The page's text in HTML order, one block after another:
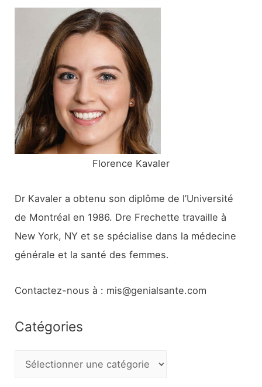
:
Florence Kavaler
Dr Kavaler a obtenu son diplôme de l’Université
de Montréal en 1986. Dre Frechette travaille à
New York, NY et se spécialise dans la médecine
générale et la santé des femmes.
Contactez-nous à : mis@genialsante.com
Catégories